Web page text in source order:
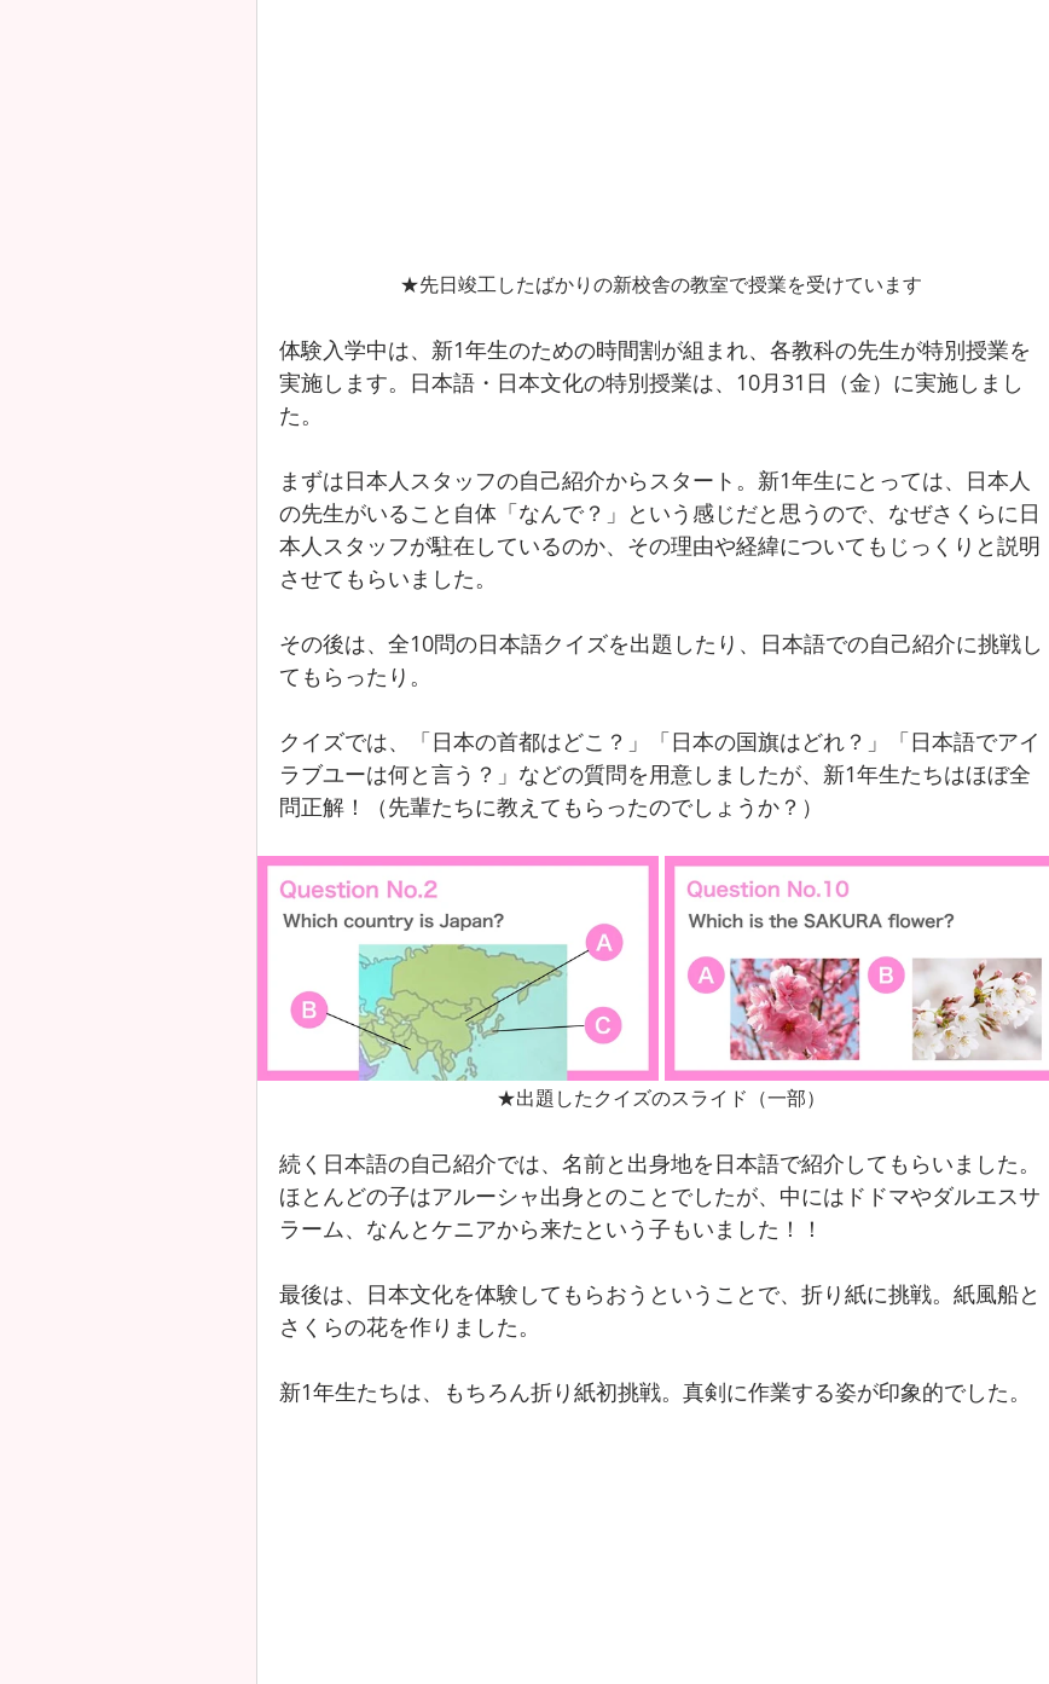
★先日竣工したばかりの新校舎の教室で授業を受けています
体験入学中は、新1年生のための時間割が組まれ、各教科の先生が特別授業を
実施します。日本語・日本文化の特別授業は、10月31日（金）に実施しまし
た。
まずは日本人スタッフの自己紹介からスタート。新1年生にとっては、日本人
の先生がいること自体「なんで？」という感じだと思うので、なぜさくらに日
本人スタッフが駐在しているのか、その理由や経緯についてもじっくりと説明
させてもらいました。
その後は、全10問の日本語クイズを出題したり、日本語での自己紹介に挑戦し
てもらったり。
クイズでは、「日本の首都はどこ？」「日本の国旗はどれ？」「日本語でアイ
ラブユーは何と言う？」などの質問を用意しましたが、新1年生たちはほぼ全
問正解！（先輩たちに教えてもらったのでしょうか？）
★出題したクイズのスライド（一部）
続く日本語の自己紹介では、名前と出身地を日本語で紹介してもらいました。
ほとんどの子はアルーシャ出身とのことでしたが、中にはドドマやダルエスサ
ラーム、なんとケニアから来たという子もいました！！
最後は、日本文化を体験してもらおうということで、折り紙に挑戦。紙風船と
さくらの花を作りました。
新1年生たちは、もちろん折り紙初挑戦。真剣に作業する姿が印象的でした。